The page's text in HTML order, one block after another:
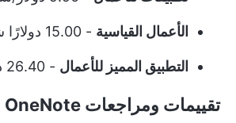
الأعمال القياسية - 15.00 دولارًا شهريًا
التطبيق المميز للأعمال - 26.40 دولارًا/شهريًا
تقييمات ومراجعات OneNote